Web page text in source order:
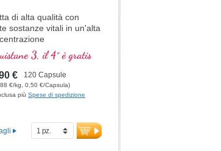
informazioni su
forte PRO
di alta qualità con
sostanze vitali in un'alta
3, il 4° è gratis
€ 120 Capsule
€/kg, 0,50 €/Capsula)
piùSpese di spedizione